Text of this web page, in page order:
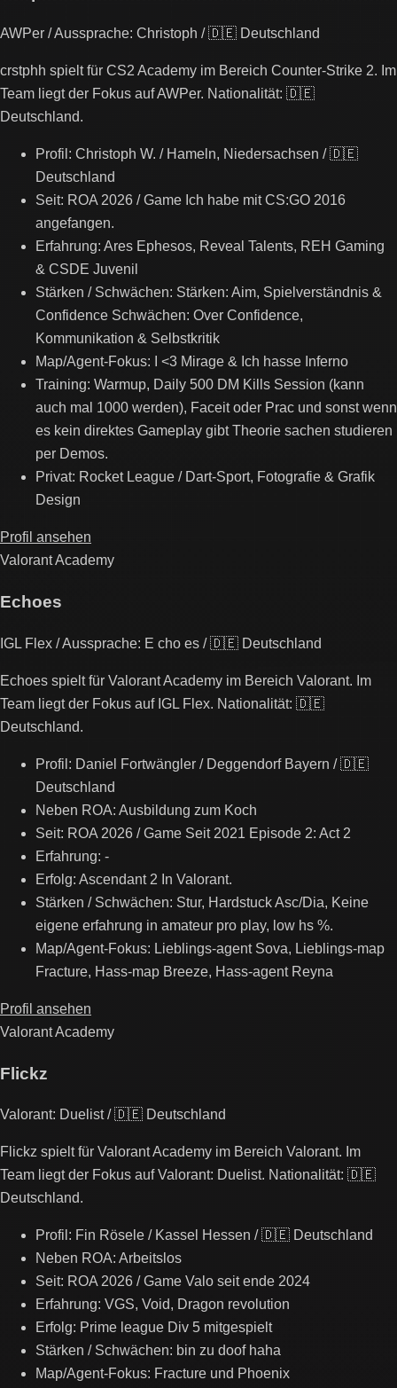
AWPer / Aussprache: Christoph / 🇩🇪 Deutschland
crstphh spielt für CS2 Academy im Bereich Counter-Strike 2. Im
Team liegt der Fokus auf AWPer. Nationalität: 🇩🇪
Deutschland.
Profil: Christoph W. / Hameln, Niedersachsen / 🇩🇪
Deutschland
Seit: ROA 2026 / Game Ich habe mit CS:GO 2016
angefangen.
Erfahrung: Ares Ephesos, Reveal Talents, REH Gaming
& CSDE Juvenil
Stärken / Schwächen: Stärken: Aim, Spielverständnis &
Confidence Schwächen: Over Confidence,
Kommunikation & Selbstkritik
Map/Agent-Fokus: I <3 Mirage & Ich hasse Inferno
Training: Warmup, Daily 500 DM Kills Session (kann
auch mal 1000 werden), Faceit oder Prac und sonst wenn
es kein direktes Gameplay gibt Theorie sachen studieren
per Demos.
Privat: Rocket League / Dart-Sport, Fotografie & Grafik
Design
Profil ansehen
Valorant Academy
Echoes
IGL Flex / Aussprache: E cho es / 🇩🇪 Deutschland
Echoes spielt für Valorant Academy im Bereich Valorant. Im
Team liegt der Fokus auf IGL Flex. Nationalität: 🇩🇪
Deutschland.
Profil: Daniel Fortwängler / Deggendorf Bayern / 🇩🇪
Deutschland
Neben ROA: Ausbildung zum Koch
Seit: ROA 2026 / Game Seit 2021 Episode 2: Act 2
Erfahrung: -
Erfolg: Ascendant 2 In Valorant.
Stärken / Schwächen: Stur, Hardstuck Asc/Dia, Keine
eigene erfahrung in amateur pro play, low hs %.
Map/Agent-Fokus: Lieblings-agent Sova, Lieblings-map
Fracture, Hass-map Breeze, Hass-agent Reyna
Profil ansehen
Valorant Academy
Flickz
Valorant: Duelist / 🇩🇪 Deutschland
Flickz spielt für Valorant Academy im Bereich Valorant. Im
Team liegt der Fokus auf Valorant: Duelist. Nationalität: 🇩🇪
Deutschland.
Profil: Fin Rösele / Kassel Hessen / 🇩🇪 Deutschland
Neben ROA: Arbeitslos
Seit: ROA 2026 / Game Valo seit ende 2024
Erfahrung: VGS, Void, Dragon revolution
Erfolg: Prime league Div 5 mitgespielt
Stärken / Schwächen: bin zu doof haha
Map/Agent-Fokus: Fracture und Phoenix